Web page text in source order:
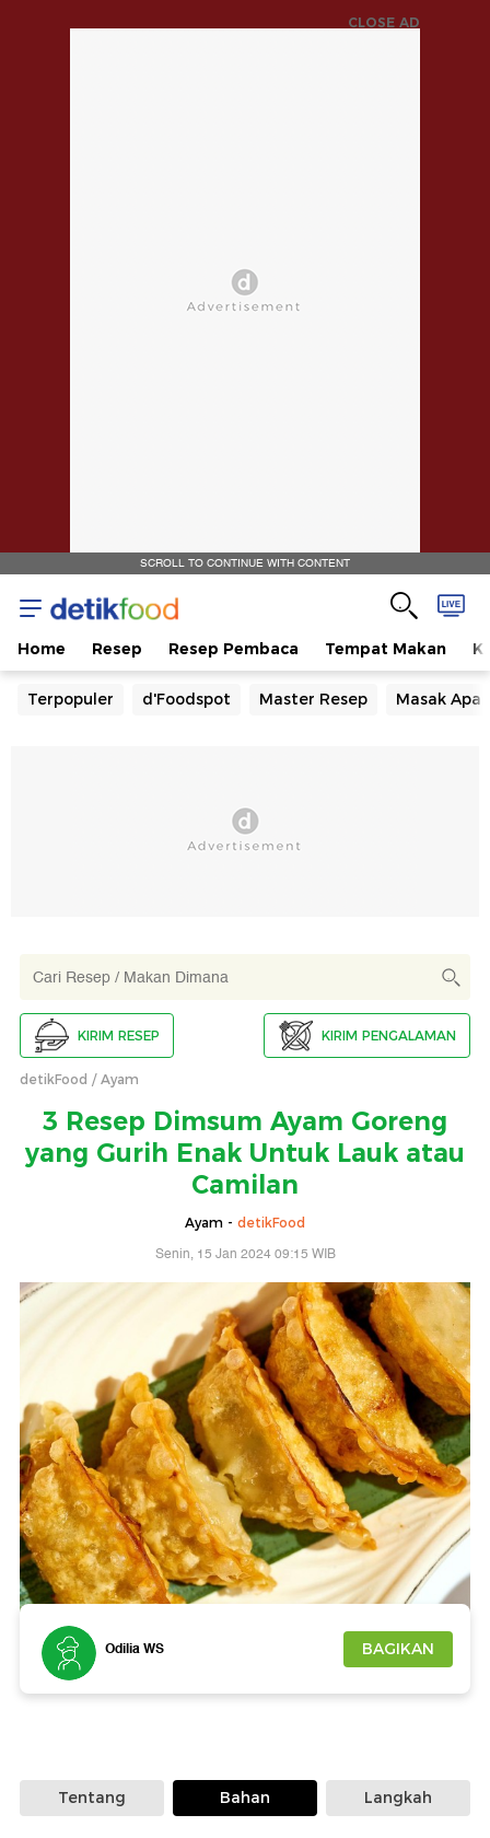
CLOSE AD
SCROLL TO CONTINUE WITH CONTENT
Home Resep Resep Pembaca Tempat Makan
Terpopuler d'Foodspot Master Resep Masak Apa
KIRIM RESEP KIRIM PENGALAMAN
detikFood Ayam
3 Resep Dimsum Ayam Goreng
yang Gurih Enak Untuk Lauk atau
Camilan
Ayam - detikFood
Senin, 15 Jan 2024 09:15 WIB
Foto: iStock
Odilia WS BAGIKAN
Tentang Bahan Langkah